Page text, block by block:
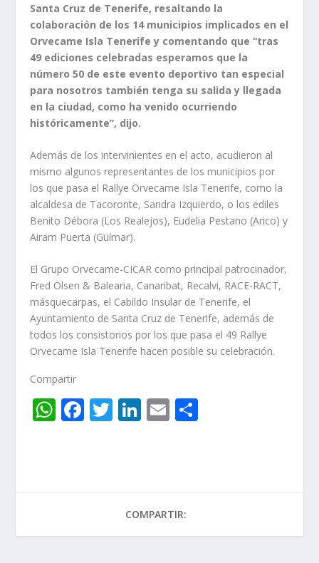
Santa Cruz de Tenerife, resaltando la
colaboración de los 14 municipios implicados en el
Orvecame Isla Tenerife y comentando que “tras
49 ediciones celebradas esperamos que la
número 50 de este evento deportivo tan especial
para nosotros también tenga su salida y llegada
en la ciudad, como ha venido ocurriendo
históricamente”, dijo.
Además de los intervinientes en el acto, acudieron al
mismo algunos representantes de los municipios por
los que pasa el Rallye Orvecame Isla Tenerife, como la
alcaldesa de Tacoronte, Sandra Izquierdo, o los ediles
Benito Débora (Los Realejos), Eudelia Pestano (Arico) y
Airam Puerta (Güímar).
El Grupo Orvecame-CICAR como principal patrocinador,
Fred Olsen & Balearia, Canaribat, Recalvi, RACE-RACT,
másquecarpas, el Cabildo Insular de Tenerife, el
Ayuntamiento de Santa Cruz de Tenerife, además de
todos los consistorios por los que pasa el 49 Rallye
Orvecame Isla Tenerife hacen posible su celebración.
Compartir
W
A
p
F
o
k
T Li
dI
n
E
ar
r
COMPARTIR: